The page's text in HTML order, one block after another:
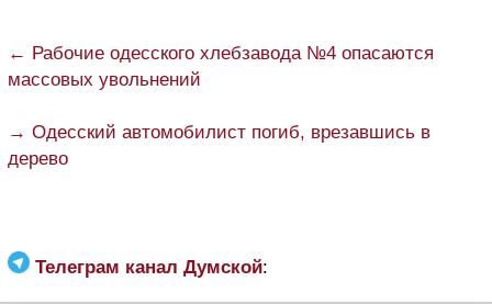
← Рабочие одесского хлебзавода №4 опасаются
массовых увольнений
→ Одесский автомобилист погиб, врезавшись в
дерево
Телеграм канал Думской: